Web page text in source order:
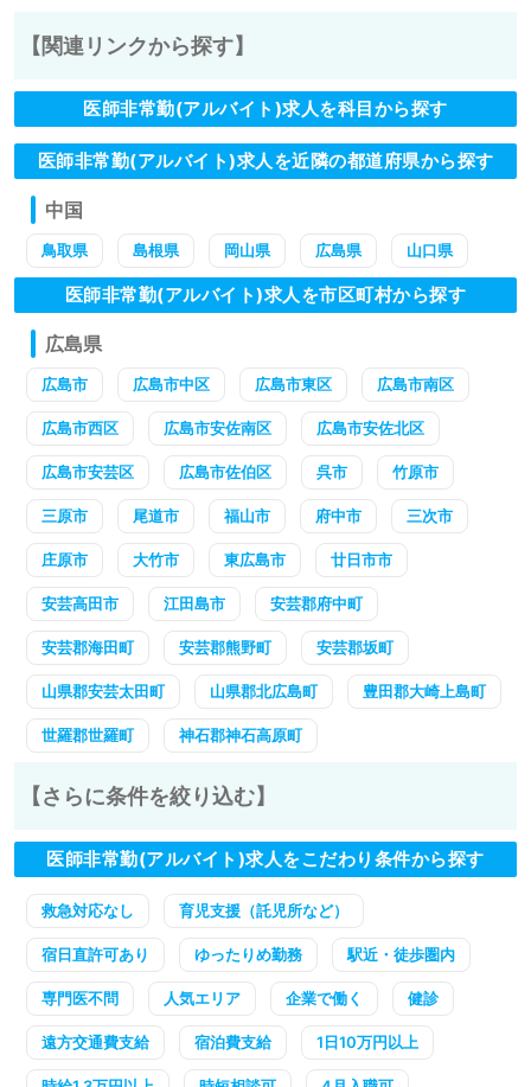
【関連リンクから探す】
医師非常勤(アルバイト)求人を科目から探す
医師非常勤(アルバイト)求人を近隣の都道府県から探す
中国
鳥取県 島根県 岡山県 広島県 山口県
医師非常勤(アルバイト)求人を市区町村から探す
広島県
広島市 広島市中区 広島市東区 広島市南区
広島市西区 広島市安佐南区 広島市安佐北区
広島市安芸区 広島市佐伯区 呉市 竹原市
三原市 尾道市 福山市 府中市 三次市
庄原市 大竹市 東広島市 廿日市市
安芸高田市 江田島市 安芸郡府中町
安芸郡海田町 安芸郡熊野町 安芸郡坂町
山県郡安芸太田町 山県郡北広島町 豊田郡大崎上島町
世羅郡世羅町 神石郡神石高原町
【さらに条件を絞り込む】
医師非常勤(アルバイト)求人をこだわり条件から探す
救急対応なし 育児支援（託児所など）
宿日直許可あり ゆったりめ勤務 駅近・徒歩圏内
専門医不問 人気エリア 企業で働く 健診
遠方交通費支給 宿泊費支給 1日10万円以上